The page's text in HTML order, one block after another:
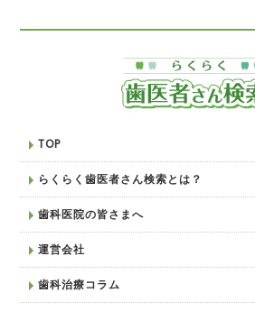
TOP
らくらく歯医者さん検索とは？
歯科医院の皆さまへ
運営会社
歯科治療コラム